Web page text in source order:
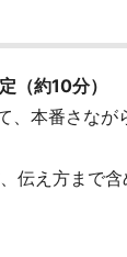
（約10分）
、本番さなが
伝え方まで